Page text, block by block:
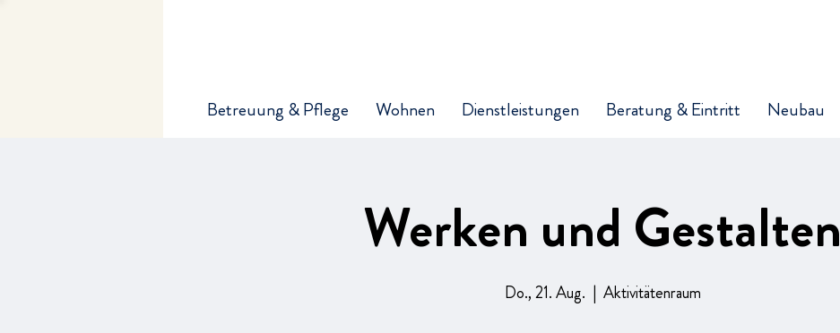
Betreuung & Pflege Wohnen Dienstleistungen Beratung & Eintritt Neubau
Werken und Gestalten
Do., 21. Aug.
  |
Aktivitätenraum